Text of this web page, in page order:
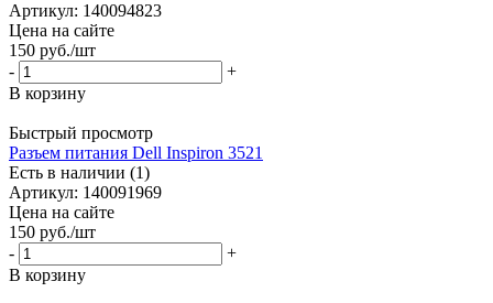
Артикул: 140094823
Цена на сайте
150 руб./шт
-
+
В корзину
Быстрый просмотр
Разъем питания Dell Inspiron 3521
Есть в наличии (1)
Артикул: 140091969
Цена на сайте
150 руб./шт
-
+
В корзину